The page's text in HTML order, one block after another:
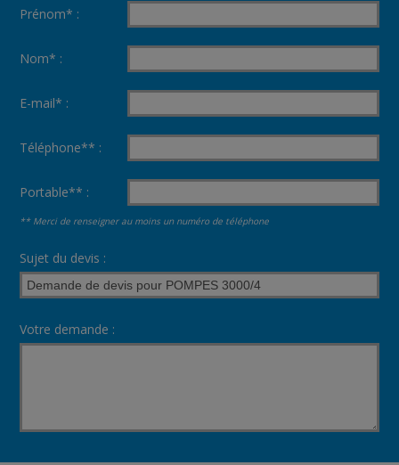
Prénom* :
Nom* :
E-mail* :
Téléphone** :
Portable** :
** Merci de renseigner au moins un numéro de téléphone
Sujet du devis :
Votre demande :